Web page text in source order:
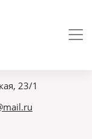
23/1